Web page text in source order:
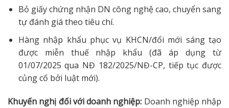
Bỏ giấy chứng nhận DN công nghệ cao, chuyển sang
tự đánh giá theo tiêu chí.
Hàng nhập khẩu phục vụ KHCN/đổi mới sáng tạo
được miễn thuế nhập khẩu (đã áp dụng từ
01/07/2025 qua NĐ 182/2025/NĐ-CP, tiếp tục được
củng cố bởi luật mới).
Khuyến nghị đối với doanh nghiệp: Doanh nghiệp nhập